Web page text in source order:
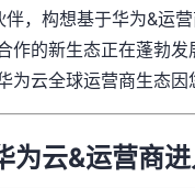
，构想基于华为&运
作的新生态正在蓬勃
云全球运营商生态因
为云&运营商